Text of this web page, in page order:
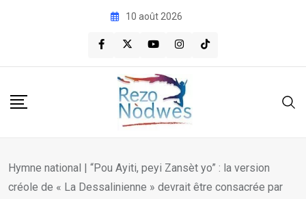
10 août 2026
Hymne national | “Pou Ayiti, peyi Zansèt yo” : la version
créole de « La Dessalinienne » devrait être consacrée par